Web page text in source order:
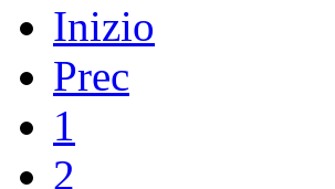
Inizio
Prec
1
2